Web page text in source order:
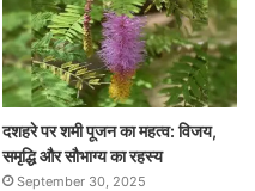
दशहरे पर शमी पूजन का महत्व: विजय,
समृद्धि और सौभाग्य का रहस्य
September 30, 2025